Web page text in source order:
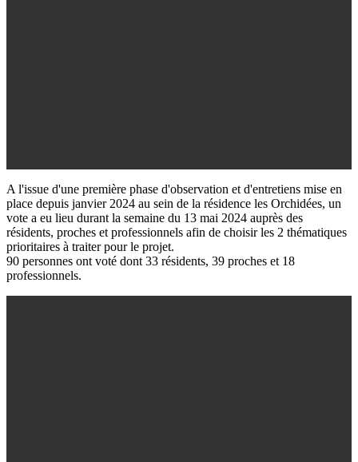
A l'issue d'une première phase d'observation et d'entretiens mise en
place depuis janvier 2024 au sein de la résidence les Orchidées, un
vote a eu lieu durant la semaine du 13 mai 2024 auprès des
résidents, proches et professionnels afin de choisir les 2 thématiques
prioritaires à traiter pour le projet.
90 personnes ont voté dont 33 résidents, 39 proches et 18
professionnels.